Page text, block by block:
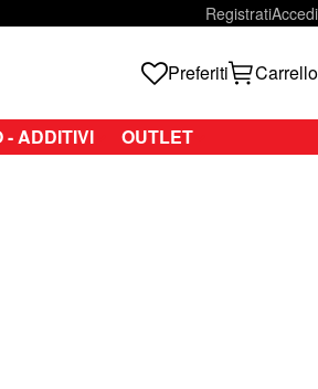
RegistratiAccedi
Preferiti Carrello
- ADDITIVI OUTLET